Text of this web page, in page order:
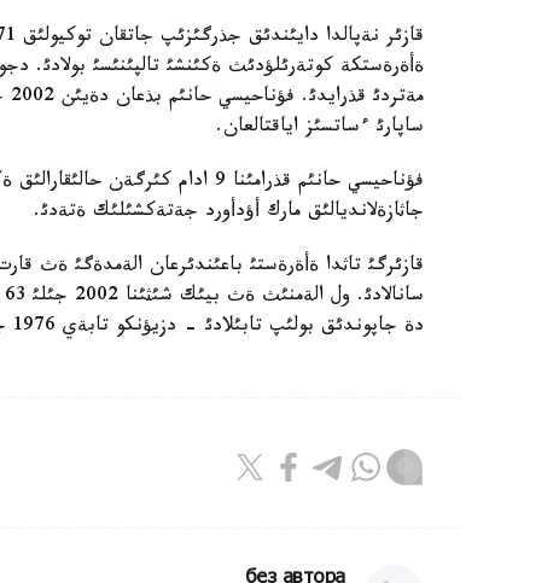
ساپارئ ءساتسئز اياقتالعان.
فؤناحيسي حانئم قذرامئنا 9 ادام
جاثازةلانديالئق مارك أؤدأورد جةتةكشئلئك ةتةدئ.
قازئرگئ تاثدا ةأةرةستئ باعئندئرعان الةمدةگئ ةث
دة جاپوندئق بولئپ تابئلادئ - دزيؤنكو تابةي 1976 جئلئ شئثعا كوتةرئلگةن بولاتئن.